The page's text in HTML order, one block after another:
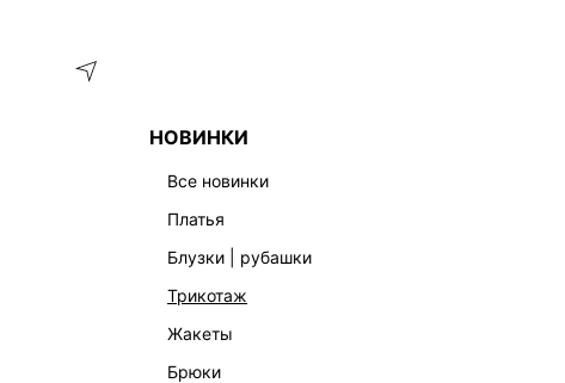
НОВИНКИ
все новинки
платья
блузки | рубашки
трикотаж
жакеты
брюки
ОДЕЖДА